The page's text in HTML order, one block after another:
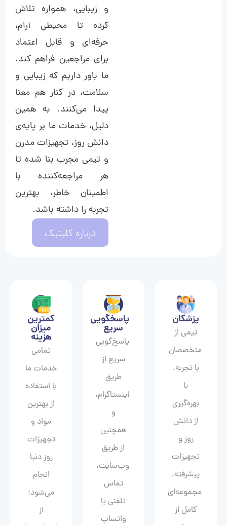
و زیبایی، همواره تلاش
کرده تا محیطی آرام،
حرفه‌ای و قابل اعتماد
برای مراجعین فراهم کند.
ما باور داریم که زیبایی و
سلامت، در کنار هم معنا
پیدا می‌کنند. به همین
دلیل، خدمات ما بر پایه‌ی
دانش روز، تجهیزات مدرن
و تیمی مجرب بنا شده تا
هر مراجعه‌کننده با
اطمینان خاطر، بهترین
تجربه را داشته باشد.
درباره کلینیک
پزشکان
تیمی از
متخصصان
با تجربه،
با
بهره‌گیری
از دانش
روز و
تجهیزات
پیشرفته،
مجموعه‌ای
کامل از
پاسخگویی
سریع
پاسخ‌گویی
سریع از
طریق
اینستاگرام،
و
همچنین
از طریق
وب‌سایت،
تماس
تلفنی یا
واتساپ
کمترین
میزان
هزینه
تمامی
خدمات ما
با استفاده
از بهترین
مواد و
تجهیزات
روز دنیا
انجام
می‌شود؛
از